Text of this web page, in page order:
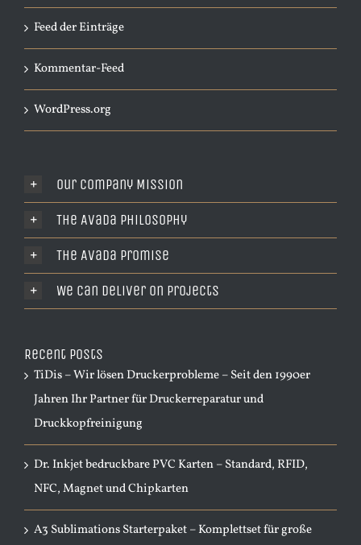
Feed der Einträge
Kommentar-Feed
WordPress.org
Our Company Mission
The Avada Philosophy
The Avada Promise
We Can Deliver On Projects
Recent Posts
TiDis – Wir lösen Druckerprobleme – Seit den 1990er
Jahren Ihr Partner für Druckerreparatur und
Druckkopfreinigung
Dr. Inkjet bedruckbare PVC Karten – Standard, RFID,
NFC, Magnet und Chipkarten
A3 Sublimations Starterpaket – Komplettset für große